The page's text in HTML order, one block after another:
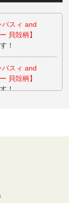
パスィ and
貝殻柄】
！
パスィ and
貝殻柄】
！
リーゲイ
青×緑 ノ
イザー
品 レデ